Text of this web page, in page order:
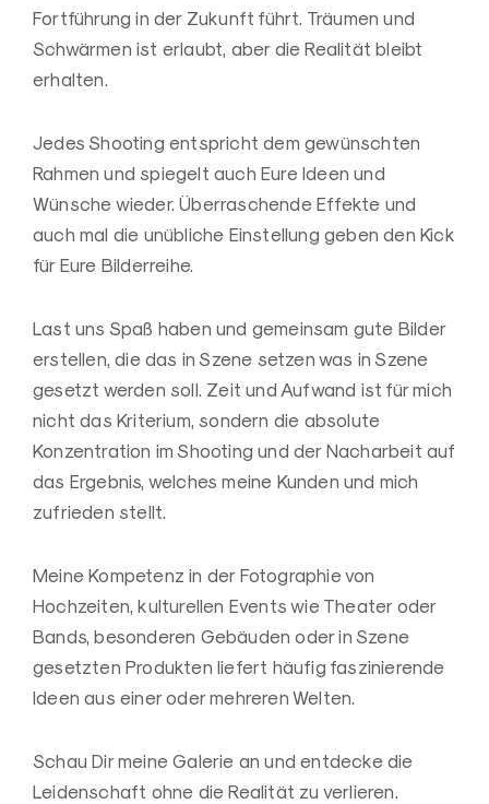
Fortführung in der Zukunft führt. Träumen und
Schwärmen ist erlaubt, aber die Realität bleibt
erhalten.
Jedes Shooting entspricht dem gewünschten
Rahmen und spiegelt auch Eure Ideen und
Wünsche wieder. Überraschende Effekte und
auch mal die unübliche Einstellung geben den Kick
für Eure Bilderreihe.
Last uns Spaß haben und gemeinsam gute Bilder
erstellen, die das in Szene setzen was in Szene
gesetzt werden soll. Zeit und Aufwand ist für mich
nicht das Kriterium, sondern die absolute
Konzentration im Shooting und der Nacharbeit auf
das Ergebnis, welches meine Kunden und mich
zufrieden stellt.
Meine Kompetenz in der Fotographie von
Hochzeiten, kulturellen Events wie Theater oder
Bands, besonderen Gebäuden oder in Szene
gesetzten Produkten liefert häufig faszinierende
Ideen aus einer oder mehreren Welten.
Schau Dir meine Galerie an und entdecke die
Leidenschaft ohne die Realität zu verlieren.